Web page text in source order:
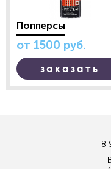
Попперсы
от 1500 руб.
заказать
8